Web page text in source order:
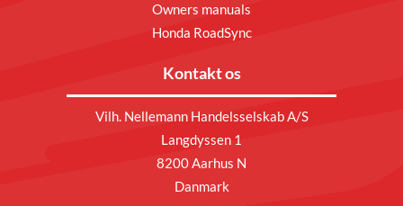
Owners manuals
Honda RoadSync
Kontakt os
Vilh. Nellemann Handelsselskab A/S
Langdyssen 1
8200 Aarhus N
Danmark